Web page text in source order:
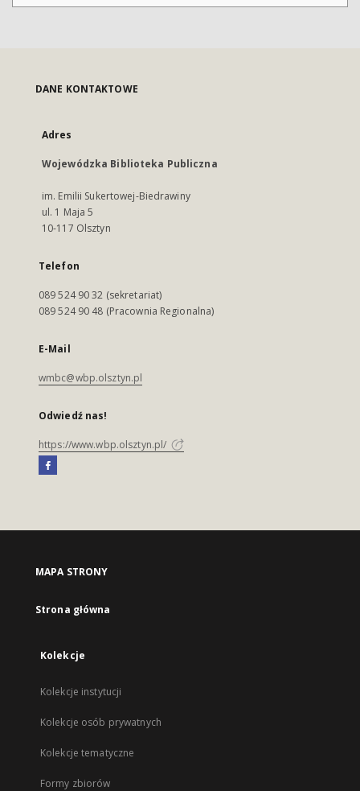
DANE KONTAKTOWE
Adres
Wojewódzka Biblioteka Publiczna
im. Emilii Sukertowej-Biedrawiny
ul. 1 Maja 5
10-117 Olsztyn
Telefon
089 524 90 32 (sekretariat)
089 524 90 48 (Pracownia Regionalna)
E-Mail
wmbc@wbp.olsztyn.pl
Odwiedź nas!
https://www.wbp.olsztyn.pl/
MAPA STRONY
Strona główna
Kolekcje
Kolekcje instytucji
Kolekcje osób prywatnych
Kolekcje tematyczne
Formy zbiorów